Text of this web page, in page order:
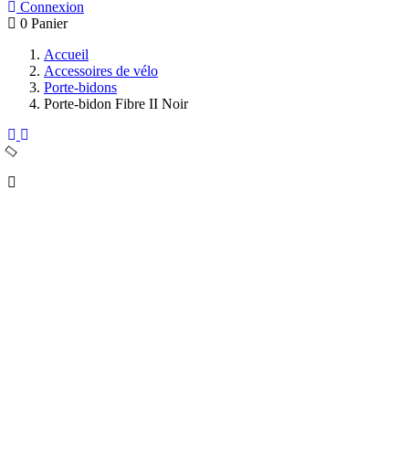
Connexion
0 Panier
Accueil
Accessoires de vélo
Porte-bidons
Porte-bidon Fibre II Noir